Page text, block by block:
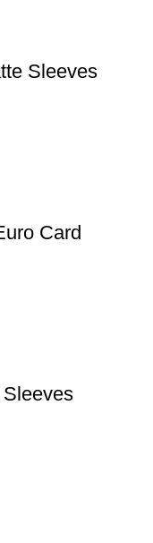
Sleeves
Card